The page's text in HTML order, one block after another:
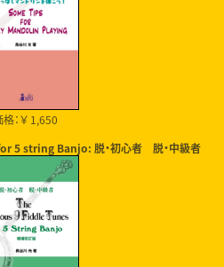
：￥ 1,650
5 string Banjo: 脱・初心者 脱・中級者